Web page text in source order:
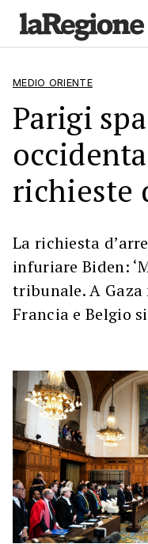
MEDIO ORIENTE
Parigi
richieste
La richiesta
infuriare Biden:
tribunale. A Gaza
Francia e Belgio